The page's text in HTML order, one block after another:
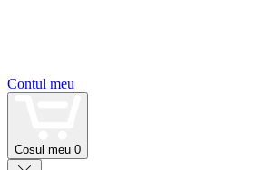
Contul meu
Cosul meu 0